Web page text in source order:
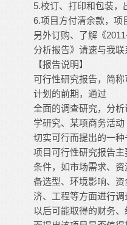
5.校订、打印和包装，
6.项目方付清余款，项
另外订购、了解《
分析报告》请速与我联
【报告说明】
可行性研究报告，简
计划的前期，通过
全面的调查研究，分
学研究、某项商务活动
切实可行而提出的一种
项目可行性研究报告
条件，如市场需求、
备选型、环境影响、
济、工程等方面进行
以后可能取得的财务